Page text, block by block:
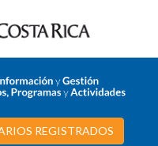
REGISTRADOS